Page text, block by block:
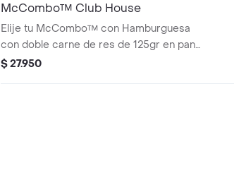
McCombo™ Club House
Elije tu McCombo™ con Hamburguesa
con doble carne de res de 125gr en pan
tipo brioche, salsa especial, lechuga,
$ 27.950